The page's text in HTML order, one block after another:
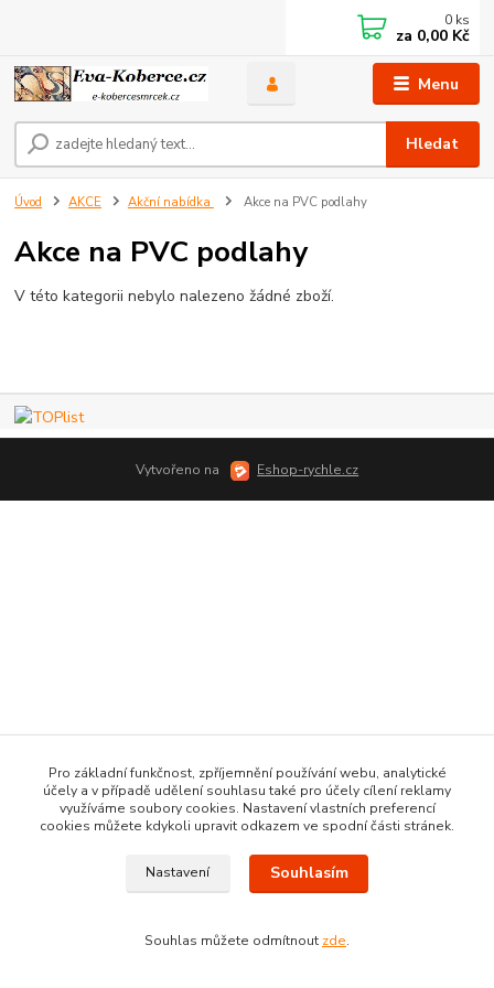
Menu
Hledat
0 ks
za 0,00 Kč
Úvod AKCE Akční nabídka Akce na PVC podlahy
Akce na PVC podlahy
V této kategorii nebylo nalezeno žádné zboží.
Vytvořeno na Eshop-rychle.cz
Pro základní funkčnost, zpříjemnění používání webu, analytické
účely a v případě udělení souhlasu také pro účely cílení reklamy
využíváme soubory cookies. Nastavení vlastních preferencí
cookies můžete kdykoli upravit odkazem ve spodní části stránek.
Nastavení Souhlasím
Souhlas můžete odmítnout zde.